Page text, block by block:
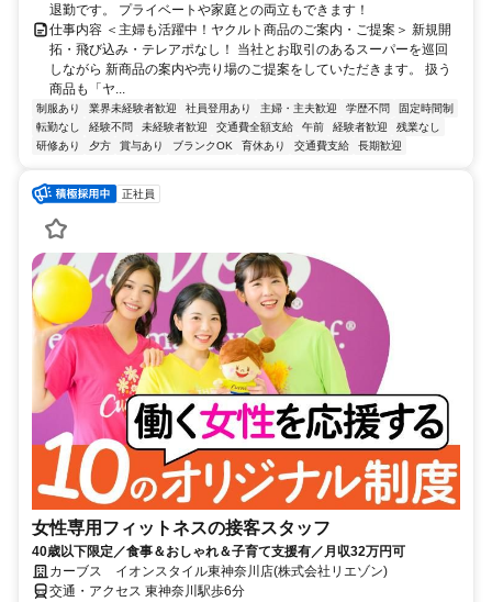
退勤です。 プライベートや家庭との両立もできます！
仕事内容 ＜主婦も活躍中！ヤクルト商品のご案内・ご提案＞ 新規開
拓・飛び込み・テレアポなし！ 当社とお取引のあるスーパーを巡回
しながら 新商品の案内や売り場のご提案をしていただきます。 扱う
商品も「ヤ...
制服あり 業界未経験者歓迎 社員登用あり 主婦・主夫歓迎 学歴不問
固定時間制
転勤なし
経験不問 未経験者歓迎 交通費全額支給 午前 経験者歓迎
残業なし
研修あり
夕方 賞与あり ブランクOK 育休あり 交通費支給 長期歓迎
正社員
女性専用フィットネスの接客スタッフ
40歳以下限定／食事＆おしゃれ＆子育て支援有／月収32万円可
カーブス イオンスタイル東神奈川店(株式会社リエゾン)
交通・アクセス 東神奈川駅歩6分